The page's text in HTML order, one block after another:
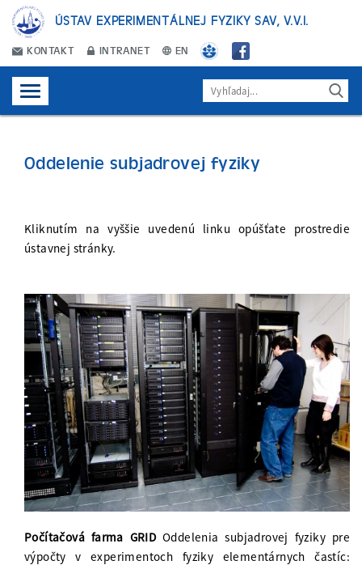
ÚSTAV EXPERIMENTÁLNEJ FYZIKY SAV, V.V.I.
KONTAKT INTRANET EN
Oddelenie subjadrovej fyziky
Kliknutím na vyššie uvedenú linku opúšťate prostredie
ústavnej stránky.
Počítačová farma GRIDOddelenia subjadrovej fyziky pre
výpočty v experimentoch fyziky elementárnych častíc: